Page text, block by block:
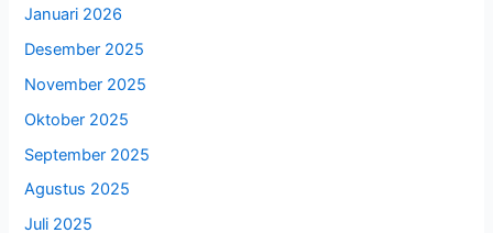
Januari 2026
Desember 2025
November 2025
Oktober 2025
September 2025
Agustus 2025
Juli 2025